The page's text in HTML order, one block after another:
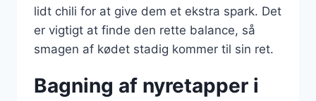
lidt chili for at give dem et ekstra spark. Det
er vigtigt at finde den rette balance, så
smagen af kødet stadig kommer til sin ret.
Bagning af nyretapper i